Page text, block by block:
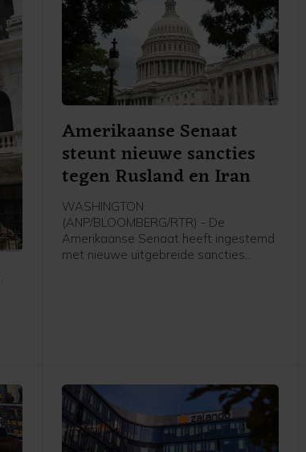
Amerikaanse Senaat
steunt nieuwe sancties
tegen Rusland en Iran
WASHINGTON
(ANP/BLOOMBERG/RTR) - De
Amerikaanse Senaat heeft ingestemd
met nieuwe uitgebreide sancties